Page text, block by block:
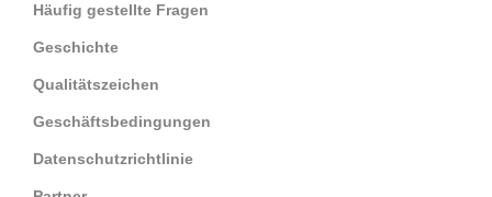
Häufig gestellte Fragen
Geschichte
Qualitätszeichen
Geschäftsbedingungen
Datenschutzrichtlinie